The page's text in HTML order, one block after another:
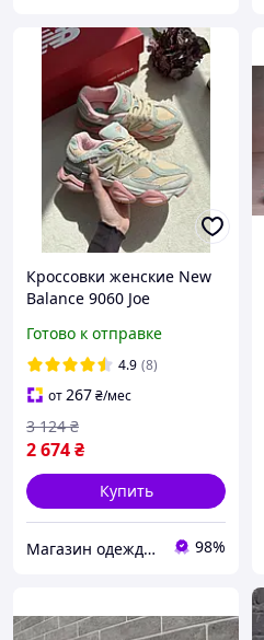
Кроссовки женские New
Balance 9060 Joe
Baby Shower Blue Нью
Баланс 9060 Джо Войс
женские замша
Готово к отправке
4.9 (8)
от267₴/мес
2 674₴
3 124 ₴
Купить
Магазин одежды обуви и топовых товаров 98%